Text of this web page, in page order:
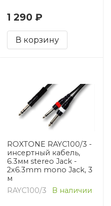
1 290 ₽
В корзину
ROXTONE RAYC100/3 -
инсертный кабель,
6.3мм stereo Jack -
2x6.3mm mono Jack, 3
м
RAYC100/3
В наличии